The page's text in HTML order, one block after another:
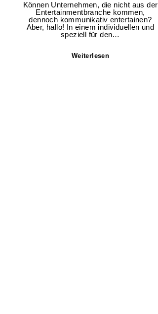
Können Unternehmen, die nicht aus der
Entertainmentbranche kommen,
dennoch kommunikativ entertainen?
Aber, hallo! In einem individuellen und
speziell für den…
Weiterlesen